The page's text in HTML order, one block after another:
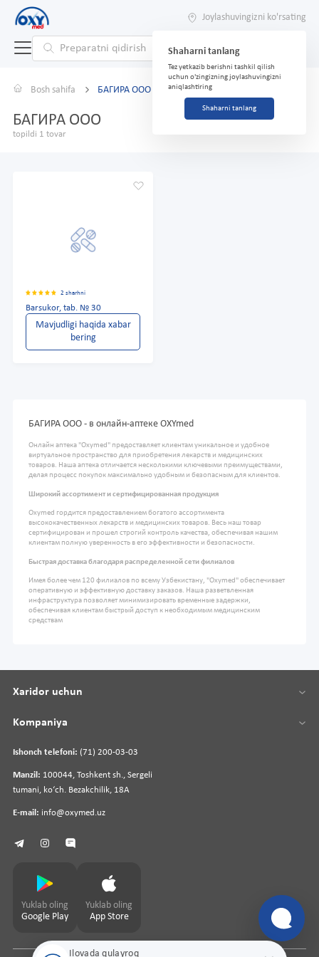
Joylashuvingizni ko'rsating
Shaharni tanlang
Tez yetkazib berishni tashkil qilish
uchun o'zingizning joylashuvingizni
aniqlashtiring
Shaharni tanlang
Bosh sahifa БАГИРА ООО
БАГИРА ООО
topildi 1 tovar
2 sharhni
Barsukor, tab. № 30
Mavjudligi haqida xabar
bering
БАГИРА ООО - в онлайн-аптеке OXYmed
Онлайн аптека "Oxymed" предоставляет клиентам уникальное и удобное
виртуальное пространство для приобретения лекарств и медицинских
товаров. Наша аптека отличается несколькими ключевыми преимуществами,
делая процесс покупок максимально удобным и безопасным для клиентов.
Широкий ассортимент и сертифицированная продукция
Oxymed гордится предоставлением богатого ассортимента
высококачественных лекарств и медицинских товаров. Весь наш товар
сертифицирован и прошел строгий контроль качества, обеспечивая нашим
клиентам полную уверенность в его эффективности и безопасности.
Быстрая доставка благодаря распределенной сети филиалов
Имея более чем 120 филиалов по всему Узбекистану, "Oxymed" обеспечивает
оперативную и эффективную доставку заказов. Наша разветвленная
инфраструктура позволяет минимизировать временные задержки,
обеспечивая клиентам быстрый доступ к необходимым медицинским
средствам
Ilovada qulayroq
Ishonch telefoni: (71) 200-03-03
Manzil: 100044, Toshkent sh., Sergeli
tumani, koʻch. Bezakchilik, 18A
E-mail: info@oxymed.uz
Xaridor uchun
Kompaniya
Yuklab oling
Google Play
Yuklab oling
App Store